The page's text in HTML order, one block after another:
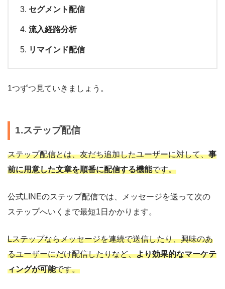
セグメント配信
流入経路分析
リマインド配信
1つずつ見ていきましょう。
1.ステップ配信
ステップ配信とは、友だち追加したユーザーに対して、事
前に用意した文章を順番に配信する機能です。
公式LINEのステップ配信では、メッセージを送って次の
ステップへいくまで最短1日かかります。
Lステップならメッセージを連続で送信したり、興味のあ
るユーザーにだけ配信したりなど、より効果的なマーケテ
ィングが可能です。